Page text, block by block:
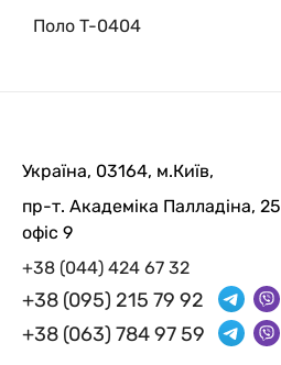
Поло T-0404
Україна, 03164, м.Київ,
пр-т. Академіка Палладіна, 25
офіс 9
+38 (044) 424 67 32
+38 (095) 215 79 92
+38 (063) 784 97 59